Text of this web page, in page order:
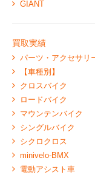
GIANT
買取実績
パーツ・アクセサリ
【車種別】
クロスバイク
ロードバイク
マウンテンバイク
シングルバイク
シクロクロス
minivelo-BMX
電動アシスト車